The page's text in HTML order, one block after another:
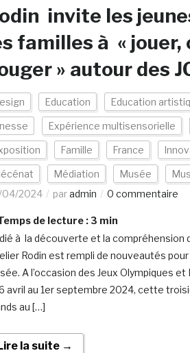
invite les
familles à « jouer,
» autour des
Education Education
Expérience multisensorielle
Famille France
Médiation Musée
2024
paradmin 0 commentaire
de lecture : 3 min
à la découverte et la compréhension
Rodin est rempli de nouveautés
A l’occasion des Jeux Olympiques
avril au 1er septembre 2024, cette
au […]
la suite →